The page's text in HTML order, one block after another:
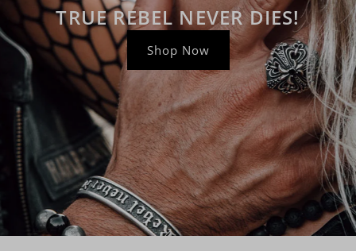
TRUE REBEL NEVER DIES!
Shop Now